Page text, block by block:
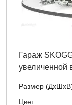
Гараж
увеличенной
Размер
Цвет: